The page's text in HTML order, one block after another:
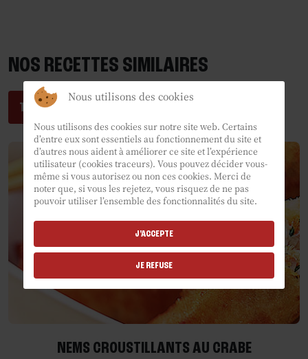
NOS RECETTES SIMILAIRES
TESTEZ NOS RECETTES
NEMS CROUSTILLANTS AU CRABE
Nous utilisons des cookies
Nous utilisons des cookies sur notre site web. Certains
d’entre eux sont essentiels au fonctionnement du site et
d’autres nous aident à améliorer ce site et l’expérience
utilisateur (cookies traceurs). Vous pouvez décider vous-
même si vous autorisez ou non ces cookies. Merci de
noter que, si vous les rejetez, vous risquez de ne pas
pouvoir utiliser l’ensemble des fonctionnalités du site.
J'ACCEPTE
JE REFUSE